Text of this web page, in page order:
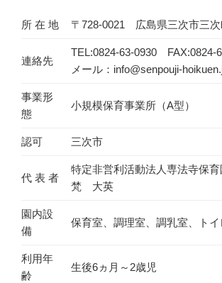
所 在 地 〒728-0021 広島県三次市三次
連絡先
TEL:0824-63-0930 FAX:0824-
メール：info@senpouji-
事業形
態
小規模保育事業所（A型）
認可 三次市
代 表 者
特定非営利活動法人専法寺保
梵 大英
園内設
備
保育室、調理室、調乳室、トイ
利用年
齢
生後6ヵ月～2歳児